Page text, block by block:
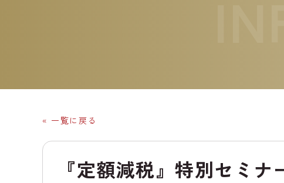
« 一覧に戻る
『定額減税』特別セミナ